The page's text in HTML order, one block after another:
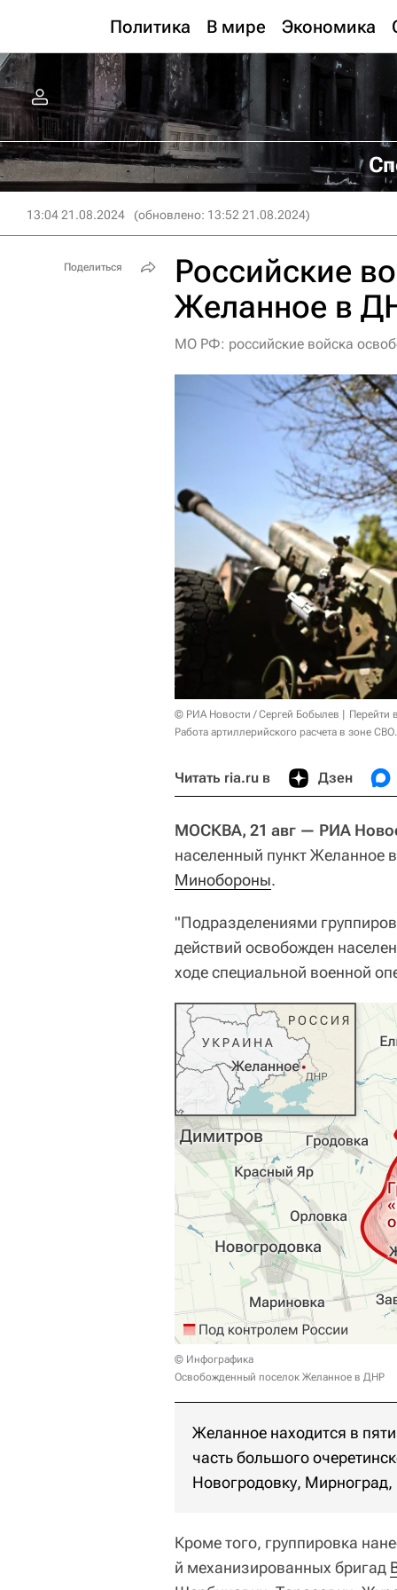
Политика В мире Экономика
13:04 21.08.2024 (обновлено: 13:52 21.08.2024)
Российские
Желанное в
МО РФ: российские войска
© РИА Новости / Сергей Бобылев
Перейти
Работа артиллерийского расчета в зоне
Читать ria.ru в Дзен
МОСКВА, 21 авг — РИА
населенный пункт Желанное
Минобороны.
"Подразделениями
действий освобожден
ходе специальной военной
© Инфографика
Освобожденный поселок Желанное в ДНР
Желанное находится в
часть большого
Новогродовку,
Кроме того, группировка
й механизированных бригад
Поделиться